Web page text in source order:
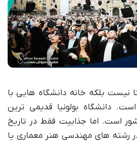
نیست بلکه خانه دانشگاه هایی با
دانشگاه بولونیا قدیمی ترین
است. اما جذابیت فقط در تاریخ
رشته های مهندسی هنر معماری یا